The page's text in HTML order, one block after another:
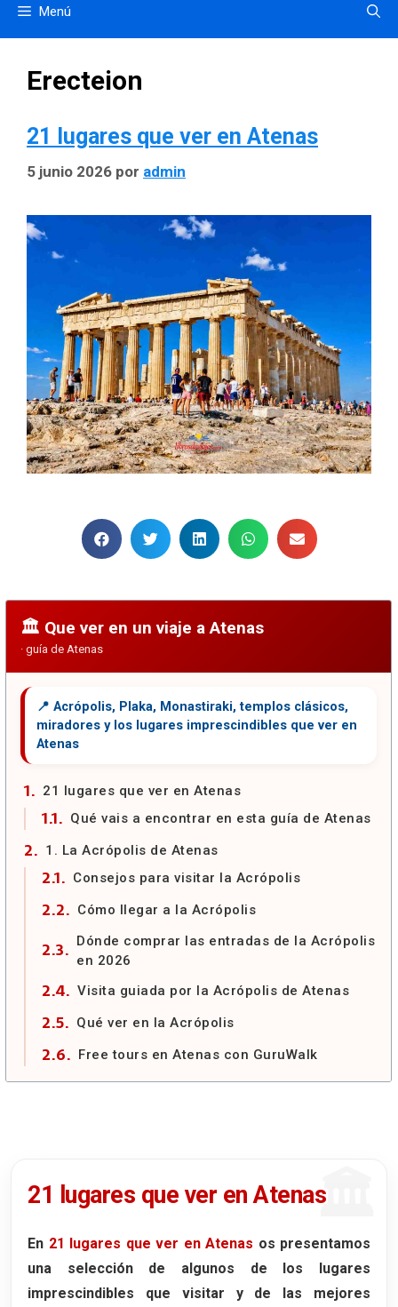
Menú
Erecteion
21 lugares que ver en Atenas
5 junio 2026 por admin
Que ver en un viaje a Atenas
21 lugares que ver en Atenas
Qué vais a encontrar en esta guía de Atenas
1. La Acrópolis de Atenas
Consejos para visitar la Acrópolis
Cómo llegar a la Acrópolis
Dónde comprar las entradas de la Acrópolis
en 2026
Visita guiada por la Acrópolis de Atenas
Qué ver en la Acrópolis
Free tours en Atenas con GuruWalk
2. Monte Licabeto
3. Plaza de Monastiraki
Qué hacer en Monastiraki
4. Barrio de Plaka
Qué ver en el barrio de Plaka
21 lugares que ver en Atenas
En 21 lugares que ver en Atenas os presentamos
una selección de algunos de los lugares
imprescindibles que visitar y de las mejores